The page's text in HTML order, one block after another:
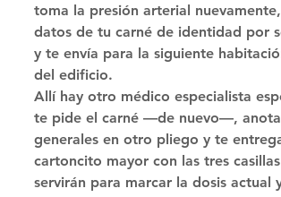
toma la presión arterial
datos de tu carné de identidad por
y te envía para la siguiente
del edificio.
Allí hay otro médico especialista
te pide el carné —de nuevo—,
generales en otro pliego y te
cartoncito mayor con las tres
servirán para marcar la dosis actual